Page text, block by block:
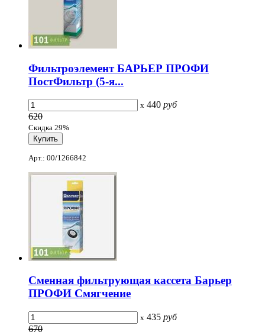
Фильтроэлемент БАРЬЕР ПРОФИ
ПостФильтр (5-я...
x 440 руб
620
Скидка 29%
Арт.: 00/1266842
Сменная фильтрующая кассета Барьер
ПРОФИ Смягчение
x 435 руб
670